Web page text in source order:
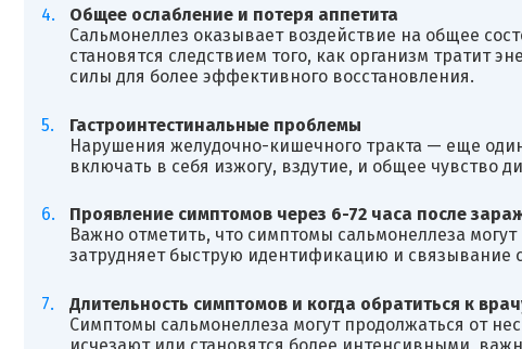
Общее ослабление и потеря аппетита
Сальмонеллез оказывает воздействие на общее
становятся следствием того, как организм тратит
силы для более эффективного восстановления.
Гастроинтестинальные проблемы
Нарушения желудочно-кишечного тракта — еще
включать в себя изжогу, вздутие, и общее чувство
Проявление симптомов через 6-72 часа после
Важно отметить, что симптомы сальмонеллеза
затрудняет быструю идентификацию и связывание
Длительность симптомов и когда обратиться к
Симптомы сальмонеллеза могут продолжаться от